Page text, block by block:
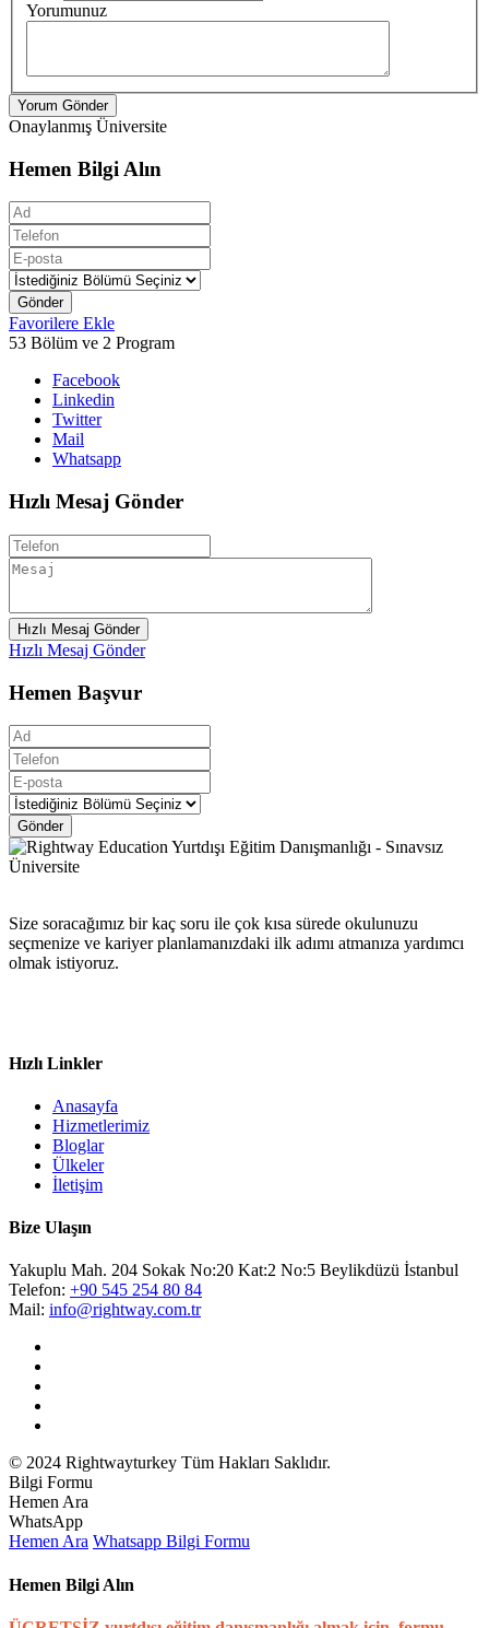
Yorumunuz
Yorum Gönder
Onaylanmış Üniversite
Hemen Bilgi Alın
Gönder
Favorilere Ekle
53 Bölüm ve 2 Program
Facebook
Linkedin
Twitter
Mail
Whatsapp
Hızlı Mesaj Gönder
Hızlı Mesaj Gönder
Hızlı Mesaj Gönder
Hemen Başvur
Gönder
Size soracağımız bir kaç soru ile çok kısa sürede okulunuzu
seçmenize ve kariyer planlamanızdaki ilk adımı atmanıza yardımcı
olmak istiyoruz.
Hızlı Linkler
Anasayfa
Hizmetlerimiz
Bloglar
Ülkeler
İletişim
Bize Ulaşın
Yakuplu Mah. 204 Sokak No:20 Kat:2 No:5 Beylikdüzü İstanbul
Telefon: +90 545 254 80 84
Mail: info@rightway.com.tr
© 2024 Rightwayturkey Tüm Hakları Saklıdır.
Bilgi Formu
Hemen Ara
WhatsApp
Hemen Ara Whatsapp Bilgi Formu
Hemen Bilgi Alın